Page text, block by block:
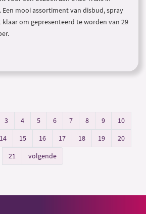
Een mooi assortiment van disbud, spray
om gepresenteerd te worden van 29
3 4 5 6 7 8 9
10
14 15 16 17 18 19
20
21
volgende